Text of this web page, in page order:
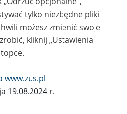
eZUS, wizyty
Aktywni 50+
tylko niezbędne pliki
możesz zmienić swoje
kliknij „Ustawienia
www.zus.pl
19.08.2024 r.